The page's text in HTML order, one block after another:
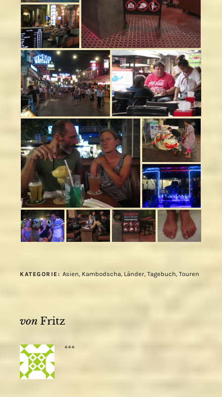
KATEGORIE: Asien, Kambodscha, Länder, Tagebuch, Touren
vonFritz
***